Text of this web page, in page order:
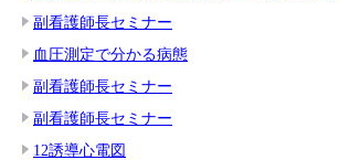
副看護師長セミナー
血圧測定で分かる病態
副看護師長セミナー
副看護師長セミナー
12誘導心電図